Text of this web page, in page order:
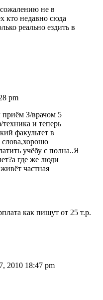
не в
кто недавно сюда
реально ездить в
pm
приём З/врачом 5
и теперь
факультет в
учёбу с полна..Я
где же люди
частная
как пишут от 25 т.р.
2010 18:47 pm